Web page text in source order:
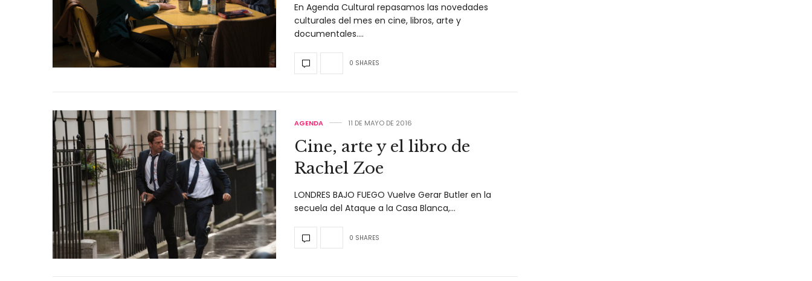
En Agenda Cultural repasamos las novedades
culturales del mes en cine, libros, arte y
documentales.…
0 SHARES
AGENDA 11 DE MAYO DE 2016
Cine, arte y el libro de
Rachel Zoe
LONDRES BAJO FUEGO Vuelve Gerar Butler en la
secuela del Ataque a la Casa Blanca,…
0 SHARES